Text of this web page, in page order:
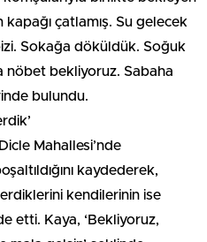
kapağı çatlamış. Su gelecek
Sokağa döküldük. Soğuk
nöbet bekliyoruz. Sabaha
bulundu.
Mahallesi’nde
kaydederek,
kendilerinin ise
etti. Kaya, ‘Bekliyoruz,